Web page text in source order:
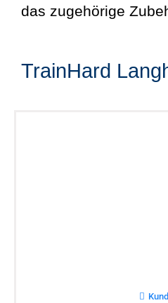
das zugehörige
TrainHard